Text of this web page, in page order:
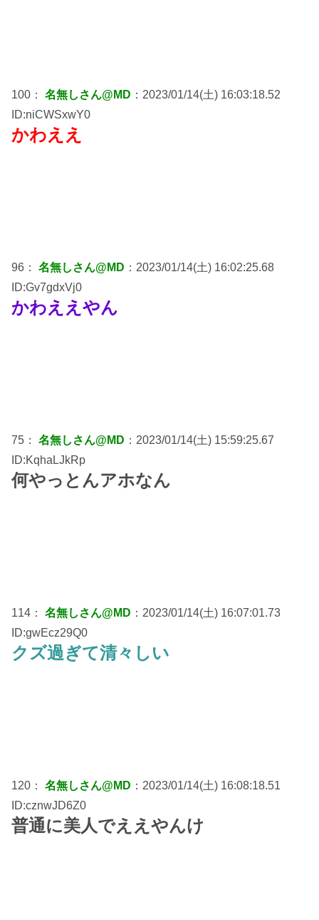
100： 名無しさん@MD ：2023/01/14(土) 16:03:18.52
ID:niCWSxwY0
かわええ
96： 名無しさん@MD ：2023/01/14(土) 16:02:25.68
ID:Gv7gdxVj0
かわええやん
75： 名無しさん@MD ：2023/01/14(土) 15:59:25.67
ID:KqhaLJkRp
何やっとんアホなん
114： 名無しさん@MD ：2023/01/14(土) 16:07:01.73
ID:gwEcz29Q0
クズ過ぎて清々しい
120： 名無しさん@MD ：2023/01/14(土) 16:08:18.51
ID:cznwJD6Z0
普通に美人でええやんけ